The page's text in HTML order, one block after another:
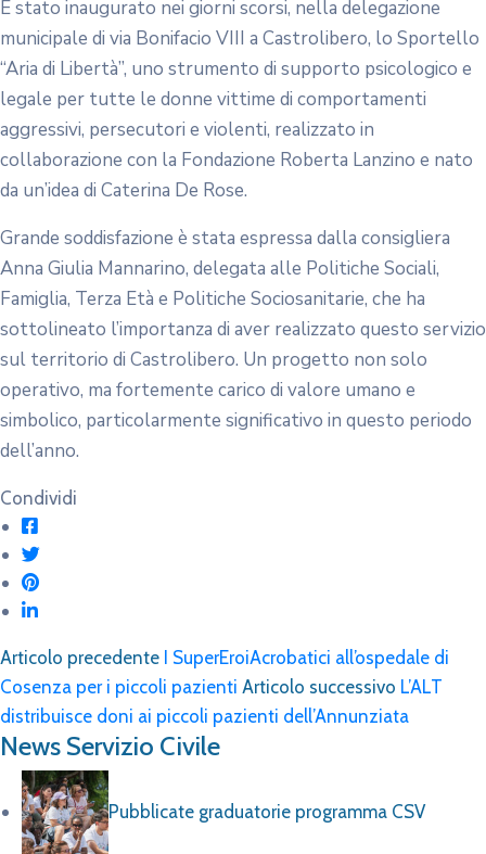
È stato inaugurato nei giorni scorsi, nella delegazione
municipale di via Bonifacio VIII a Castrolibero, lo Sportello
“Aria di Libertà”, uno strumento di supporto psicologico e
legale per tutte le donne vittime di comportamenti
aggressivi, persecutori e violenti, realizzato in
collaborazione con la Fondazione Roberta Lanzino e nato
da un’idea di Caterina De Rose.
Grande soddisfazione è stata espressa dalla consigliera
Anna Giulia Mannarino, delegata alle Politiche Sociali,
Famiglia, Terza Età e Politiche Sociosanitarie, che ha
sottolineato l’importanza di aver realizzato questo servizio
sul territorio di Castrolibero. Un progetto non solo
operativo, ma fortemente carico di valore umano e
simbolico, particolarmente significativo in questo periodo
dell’anno.
Condividi
Articolo precedente
I SuperEroiAcrobatici all’ospedale di
Cosenza per i piccoli pazienti Articolo successivo L’ALT
distribuisce doni ai piccoli pazienti dell’Annunziata
News Servizio Civile
Pubblicate graduatorie programma CSV